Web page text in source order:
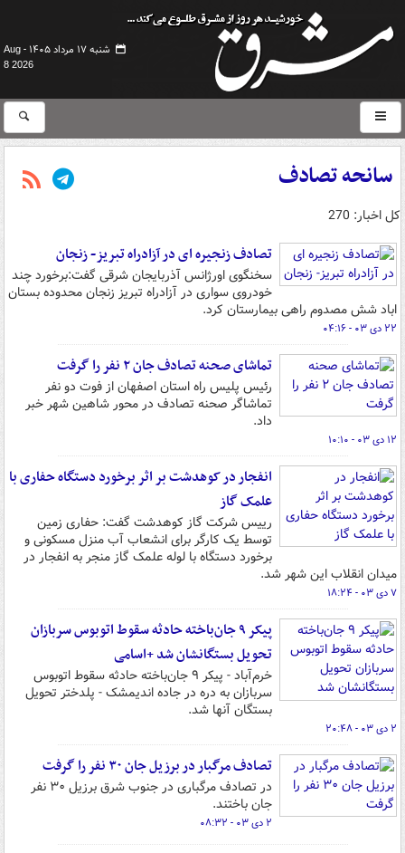
شنبه ۱۷ مرداد ۱۴۰۵ -
Aug
8 2026
سانحه تصادف
کل اخبار: 270
تصادف زنجیره ای در آزادراه تبریز- زنجان
سخنگوی اورژانس آذربایجان شرقی گفت:برخورد چند
خودروی سواری در آزادراه تبریز زنجان محدوده بستان
اباد شش مصدوم راهی بیمارستان کرد.
۲۲ دی ۰۳ - ۰۴:۱۶
تماشای صحنه تصادف جان ۲ نفر را گرفت
رئیس پلیس راه استان اصفهان از فوت دو نفر
تماشاگر صحنه تصادف در محور شاهین شهر خبر
داد.
۱۲ دی ۰۳ - ۱۰:۱۰
انفجار در کوهدشت بر اثر برخورد دستگاه حفاری با
علمک گاز
رییس شرکت گاز کوهدشت گفت: حفاری زمین
توسط یک کارگر برای انشعاب آب منزل مسکونی و
برخورد دستگاه با لوله علمک گاز منجر به انفجار در
میدان انقلاب این شهر شد.
۷ دی ۰۳ - ۱۸:۲۴
پیکر ۹ جان‌باخته حادثه سقوط اتوبوس سربازان
تحویل بستگانشان شد +اسامی
خرم‌آباد - پیکر ۹ جان‌باخته حادثه سقوط اتوبوس
سربازان به دره در جاده اندیمشک - پلدختر تحویل
بستگان آنها شد.
۲ دی ۰۳ - ۲۰:۴۸
تصادف مرگبار در برزیل جان ۳۰ نفر را گرفت
در تصادف مرگباری در جنوب شرق برزیل ۳۰ نفر
جان باختند.
۲ دی ۰۳ - ۰۸:۳۲